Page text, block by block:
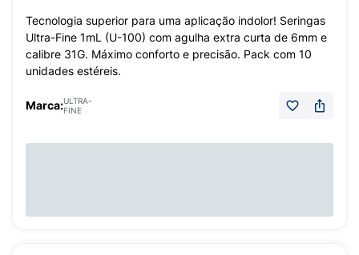
Tecnologia superior para uma aplicação indolor! Seringas
Ultra-Fine 1mL (U-100) com agulha extra curta de 6mm e
calibre 31G. Máximo conforto e precisão. Pack com 10
unidades estéreis.
Marca:ULTRA-
FINE